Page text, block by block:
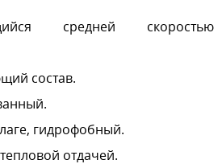
средней скоростью
состав.
гидрофобный.
отдачей.